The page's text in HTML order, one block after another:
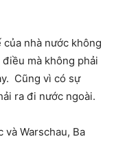
nhà nước không
mà không phải
Cũng vì có sự
ra đi nước ngoài.
Warschau, Ba